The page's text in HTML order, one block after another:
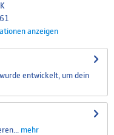
anzeigen
entwickelt, um dein
mehr